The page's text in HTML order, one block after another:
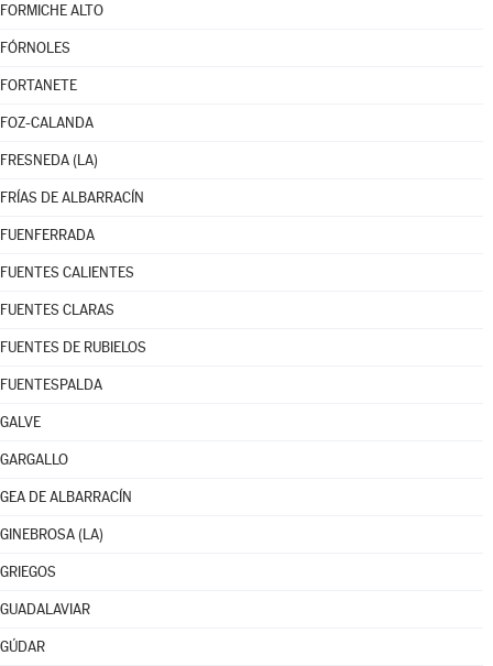
FORMICHE ALTO
FÓRNOLES
FORTANETE
FOZ-CALANDA
FRESNEDA (LA)
FRÍAS DE ALBARRACÍN
FUENFERRADA
FUENTES CALIENTES
FUENTES CLARAS
FUENTES DE RUBIELOS
FUENTESPALDA
GALVE
GARGALLO
GEA DE ALBARRACÍN
GINEBROSA (LA)
GRIEGOS
GUADALAVIAR
GÚDAR